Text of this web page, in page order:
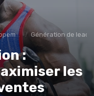
Génération de
:
les